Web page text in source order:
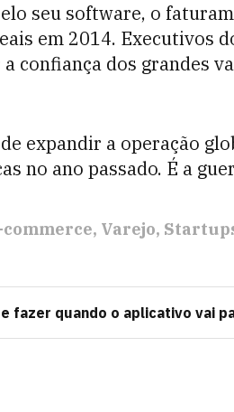
seu software, o
em 2014. Executivos
confiança dos grandes
expandir a operação
no ano passado. É a
commerce Varejo
fazer quando o aplicativo vai